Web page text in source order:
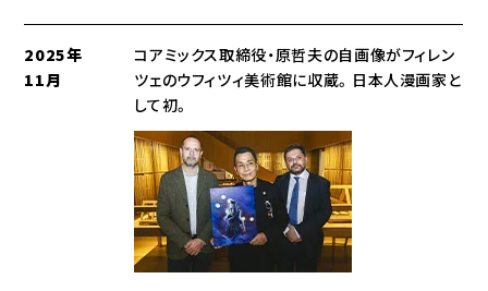
2025年
11月
コアミックス取締役・原哲夫の自画像がフィレン
ツェのウフィツィ美術館に収蔵。日本人漫画家と
して初。